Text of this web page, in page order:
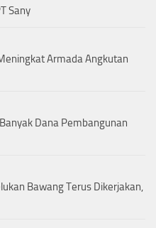
Sany
Armada Angkutan
Dana Pembangunan
Bawang Terus Dikerjakan,